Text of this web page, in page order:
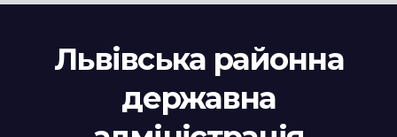
Львівська районна
державна